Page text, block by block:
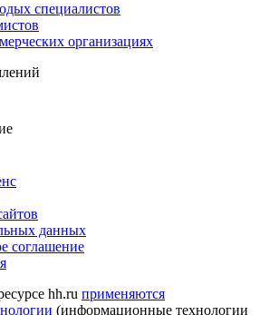
специалистов
организациях
данных
соглашение
hh.ru применяются
(информационные технологии